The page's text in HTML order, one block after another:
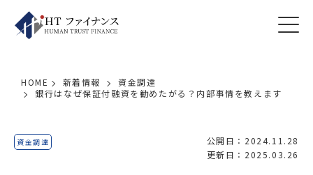
HOME 新着情報
資金調達
銀行はなぜ保証付融資を勧めたがる？内部事情を教えます
資金調達
公開日：2024.11.28
更新日：2025.03.26